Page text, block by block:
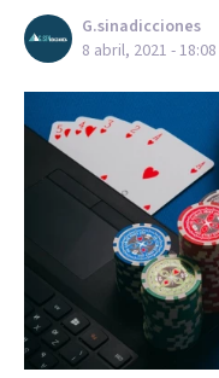
G.sinadicciones
8 abril, 2021 - 18:08